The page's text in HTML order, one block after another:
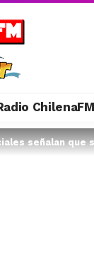
ChilenaFM
señalan que